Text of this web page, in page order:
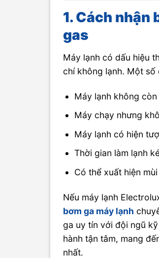
1. Cách
gas
Máy lạnh có dấu hiệu
chí không lạnh. Một số
Máy lạnh không
Máy chạy nhưng
Máy lạnh có hiện
Thời gian làm lạnh
Có thể xuất hiện
Nếu máy lạnh
bơm ga máy lạnh
ga uy tín với đội ngũ
hành tận tâm, mang
nhất.